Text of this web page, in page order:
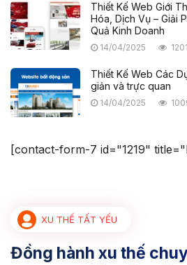
Thiết Kế Web Giới
Hóa, Dịch Vụ – Giải
Quả Kinh Doanh
14/04/2025
Thiết Kế Web Các
giản và trực quan
14/04/2025
[contact-form-7 id="1219"
XU THẾ TẤT YẾU
Đồng hành xu thế